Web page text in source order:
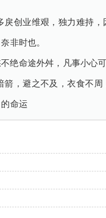
创业维艰，独力难持
非时也。
绝命途外舛，凡事小心可
，避之不及，衣食不
命运